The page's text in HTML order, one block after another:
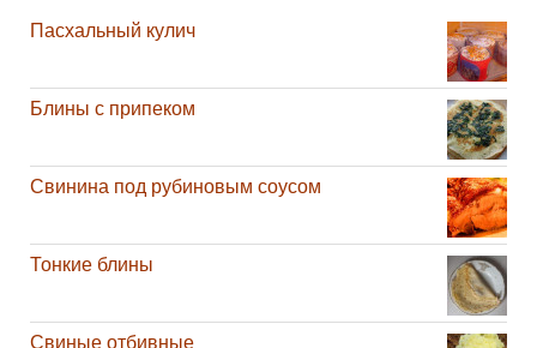
Пасхальный кулич
Блины с припеком
Свинина под рубиновым соусом
Тонкие блины
Свиные отбивные